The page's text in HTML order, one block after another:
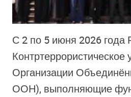
С 2 по 5 июня 2026
Контртеррористическое
Организации
ООН), выполняющие